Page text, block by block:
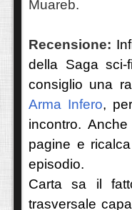
Muareb.
Recensione:
della Saga
consiglio una
Arma Infero,
incontro.
pagine e
episodio.
Carta sa il
trasversale